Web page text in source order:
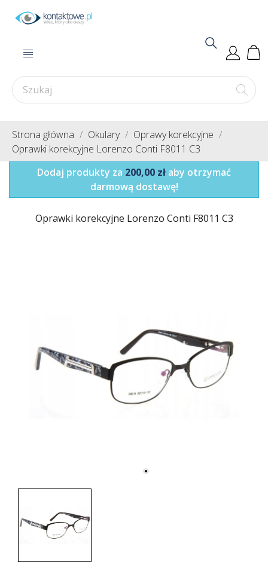
Strona główna Okulary
Oprawy korekcyjne
Oprawki korekcyjne Lorenzo Conti F8011 C3
Dodaj produkty za 200,00 zł aby otrzymać
darmową dostawę!
Oprawki korekcyjne Lorenzo Conti F8011 C3